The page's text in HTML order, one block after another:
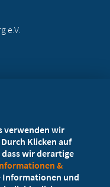
e.V.
verwenden wir
Klicken auf
wir derartige
&
Informationen und